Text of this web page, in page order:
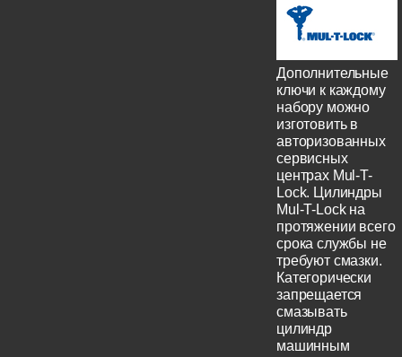
Дополнительные
ключи к каждому
набору можно
изготовить в
авторизованных
сервисных
центрах Mul-T-
Lock. Цилиндры
Mul-T-Lock на
протяжении всего
срока службы не
требуют смазки.
Категорически
запрещается
смазывать
цилиндр
машинным